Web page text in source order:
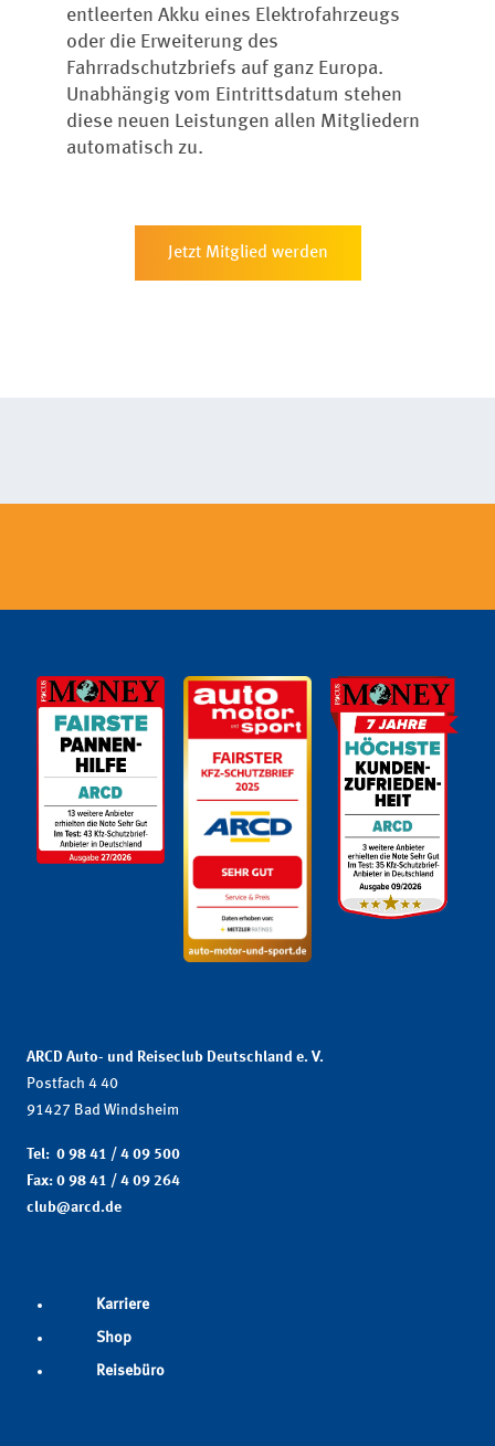
entleerten Akku eines Elektrofahrzeugs
oder die Erweiterung des
Fahrradschutzbriefs auf ganz Europa.
Unabhängig vom Eintrittsdatum stehen
diese neuen Leistungen allen Mitgliedern
automatisch zu.
Jetzt Mitglied werden
ARCD Auto- und Reiseclub Deutschland e. V.
Postfach 4 40
91427 Bad Windsheim
Tel: 0 98 41 / 4 09 500
Fax: 0 98 41 / 4 09 264
club@arcd.de
Karriere
Shop
Reisebüro